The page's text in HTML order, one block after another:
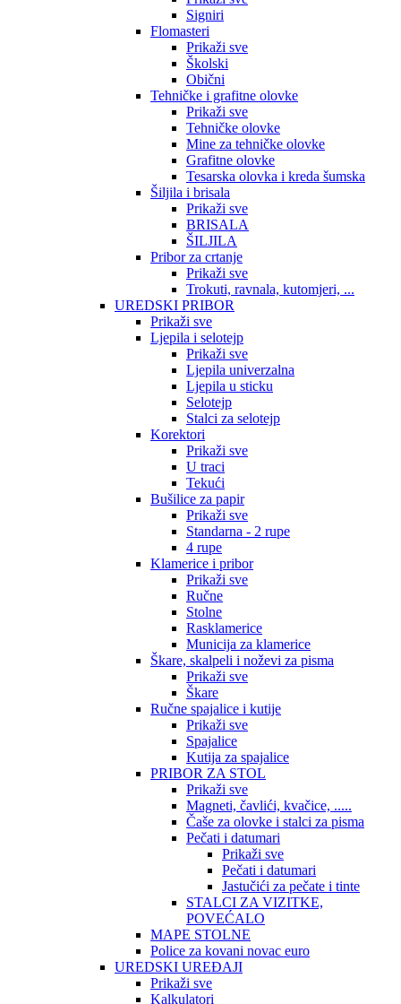
Signiri
Flomasteri
Prikaži sve
Školski
Obični
Tehničke i grafitne olovke
Prikaži sve
Tehničke olovke
Mine za tehničke olovke
Grafitne olovke
Tesarska olovka i kreda šumska
Šiljila i brisala
Prikaži sve
BRISALA
ŠILJILA
Pribor za crtanje
Prikaži sve
Trokuti, ravnala, kutomjeri, ...
UREDSKI PRIBOR
Prikaži sve
Ljepila i selotejp
Prikaži sve
Ljepila univerzalna
Ljepila u sticku
Selotejp
Stalci za selotejp
Korektori
Prikaži sve
U traci
Tekući
Bušilice za papir
Prikaži sve
Standarna - 2 rupe
4 rupe
Klamerice i pribor
Prikaži sve
Ručne
Stolne
Rasklamerice
Municija za klamerice
Škare, skalpeli i noževi za pisma
Prikaži sve
Škare
Ručne spajalice i kutije
Prikaži sve
Spajalice
Kutija za spajalice
PRIBOR ZA STOL
Prikaži sve
Magneti, čavlići, kvačice, .....
Čaše za olovke i stalci za pisma
Pečati i datumari
Prikaži sve
Pečati i datumari
Jastučići za pečate i tinte
STALCI ZA VIZITKE,
POVEĆALO
MAPE STOLNE
Police za kovani novac euro
UREDSKI UREĐAJI
Prikaži sve
Kalkulatori